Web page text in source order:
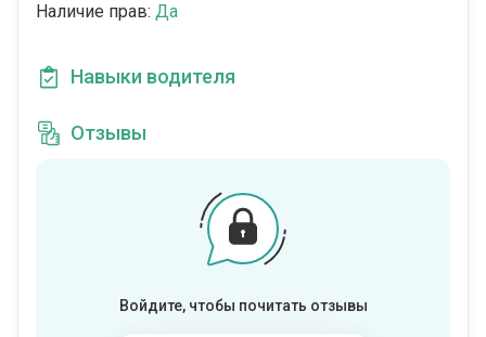
Наличие прав: Да
Навыки водителя
Отзывы
Войдите, чтобы почитать отзывы